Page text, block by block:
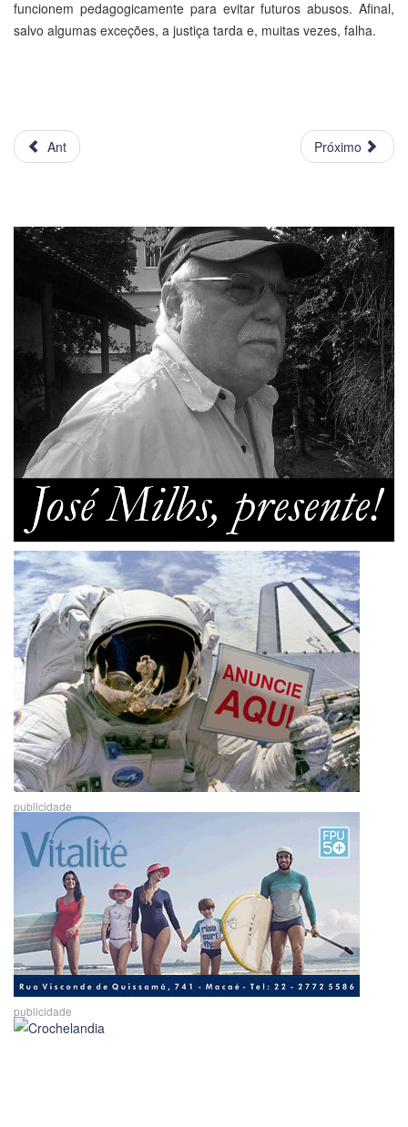
funcionem pedagogicamente para evitar futuros abusos. Afinal,
salvo algumas exceções, a justiça tarda e, muitas vezes, falha.
Ant Próximo
publicidade
publicidade